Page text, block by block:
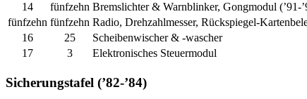
14
fünfzehn Bremslichter & Warnblinker, Gongmodul (’91-
fünfzehn fünfzehn Radio, Drehzahlmesser, Rückspiegel-
16
25
Scheibenwischer & -wascher
17
3 Elektronisches Steuermodul
Sicherungstafel (’82-’84)